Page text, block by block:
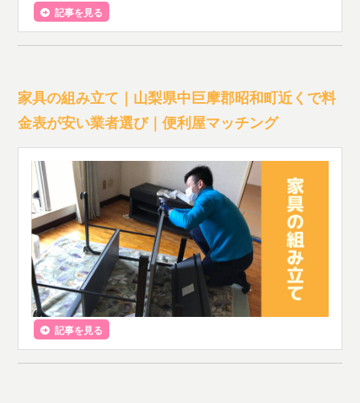
記事を見る
家具の組み立て｜山梨県中巨摩郡昭和町近くで料
金表が安い業者選び｜便利屋マッチング
記事を見る